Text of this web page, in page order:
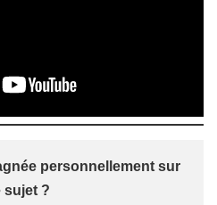
personnellement sur
sujet ?